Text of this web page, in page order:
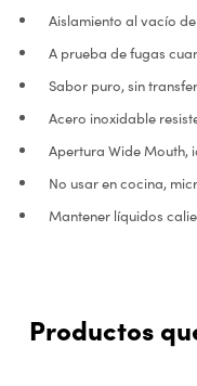
Aislamiento al vacío
A prueba de fugas
Sabor puro, sin
Acero inoxidable
Apertura Wide Mouth,
No usar en cocina,
Mantener líquidos
Productos